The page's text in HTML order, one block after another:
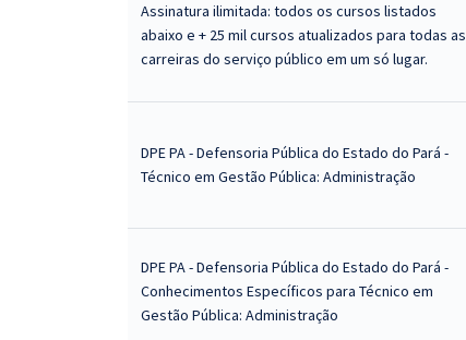
Assinatura ilimitada: todos os cursos listados
abaixo e + 25 mil cursos atualizados para todas as
carreiras do serviço público em um só lugar.
DPE PA - Defensoria Pública do Estado do Pará -
Técnico em Gestão Pública: Administração
DPE PA - Defensoria Pública do Estado do Pará -
Conhecimentos Específicos para Técnico em
Gestão Pública: Administração